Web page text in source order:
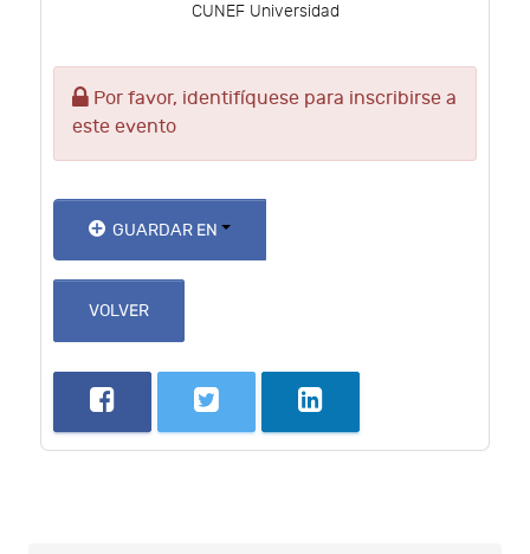
CUNEF Universidad
Por favor, identifíquese para inscribirse a
este evento
GUARDAR EN
VOLVER